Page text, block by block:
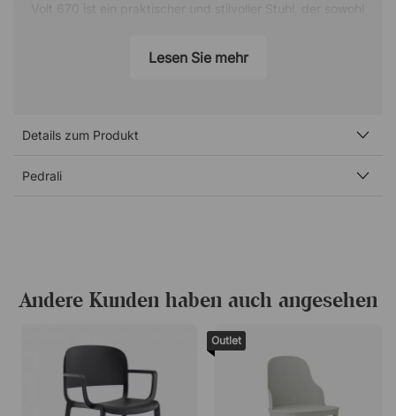
Volt 670 ist ein praktischer und stilvoller Stuhl, der sowohl
oder Balkone – eine flexible Lösung für unterschiedliche
Eine clevere Wahl für Umgebungen, in denen Möbel
670 sowohl intensiver Nutzung als auch wechselnden
sich zudem einfach reinigen – abwischen oder abspülen
genügt.
Lesen Sie mehr
Details zum Produkt
Pedrali
Andere Kunden haben auch angesehen
Outlet